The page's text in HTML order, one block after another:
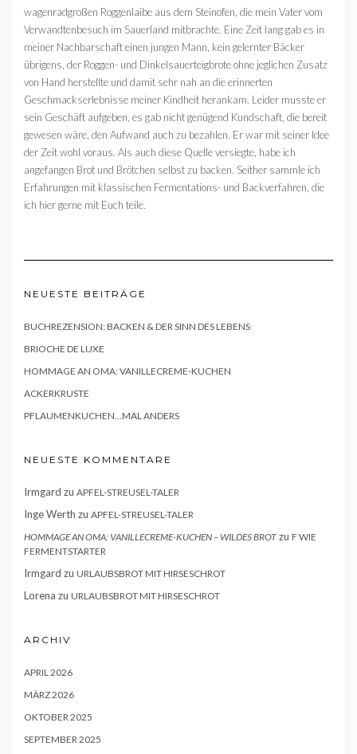
wagenradgroßen Roggenlaibe aus dem Steinofen, die mein Vater vom
Verwandtenbesuch im Sauerland mitbrachte. Eine Zeit lang gab es in
meiner Nachbarschaft einen jungen Mann, kein gelernter Bäcker
übrigens, der Roggen- und Dinkelsauerteigbrote ohne jeglichen Zusatz
von Hand herstellte und damit sehr nah an die erinnerten
Geschmackserlebnisse meiner Kindheit herankam. Leider musste er
sein Geschäft aufgeben, es gab nicht genügend Kundschaft, die bereit
gewesen wäre, den Aufwand auch zu bezahlen. Er war mit seiner Idee
der Zeit wohl voraus. Als auch diese Quelle versiegte, habe ich
angefangen Brot und Brötchen selbst zu backen. Seither sammle ich
Erfahrungen mit klassischen Fermentations- und Backverfahren, die
ich hier gerne mit Euch teile.
NEUESTE BEITRÄGE
BUCHREZENSION: BACKEN & DER SINN DES LEBENS
BRIOCHE DE LUXE
HOMMAGE AN OMA: VANILLECREME-KUCHEN
ACKERKRUSTE
PFLAUMENKUCHEN…MAL ANDERS
NEUESTE KOMMENTARE
Irmgard zu APFEL-STREUSEL-TALER
Inge Werth zu APFEL-STREUSEL-TALER
HOMMAGE AN OMA: VANILLECREME-KUCHEN – WILDES BROT zu F WIE
FERMENTSTARTER
Irmgard zu URLAUBSBROT MIT HIRSESCHROT
Lorena zu URLAUBSBROT MIT HIRSESCHROT
ARCHIV
APRIL 2026
MÄRZ 2026
OKTOBER 2025
SEPTEMBER 2025